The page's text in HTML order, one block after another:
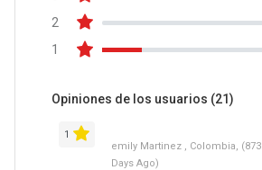
2
1
Opiniones de los usuarios (21)
1
emily Martinez , Colombia, (873
Days Ago)